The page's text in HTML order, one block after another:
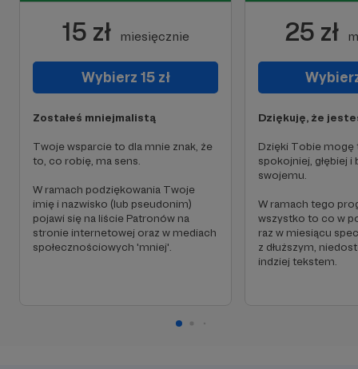
15 zł miesięcznie
Wybierz 15 zł
Zostałeś mniejmalistą
Twoje wsparcie to dla mnie znak, że
to, co robię, ma sens.
W ramach podziękowania Twoje
imię i nazwisko (lub pseudonim)
pojawi się na liście Patronów na
stronie internetowej oraz w mediach
społecznościowych 'mniej'.
25 zł
Dziękuję, że
Dzięki Tobie mogę
spokojniej, głębiej i
swojemu.
W ramach tego
wszystko to co w
raz w miesiącu
z dłuższym,
indziej tekstem.